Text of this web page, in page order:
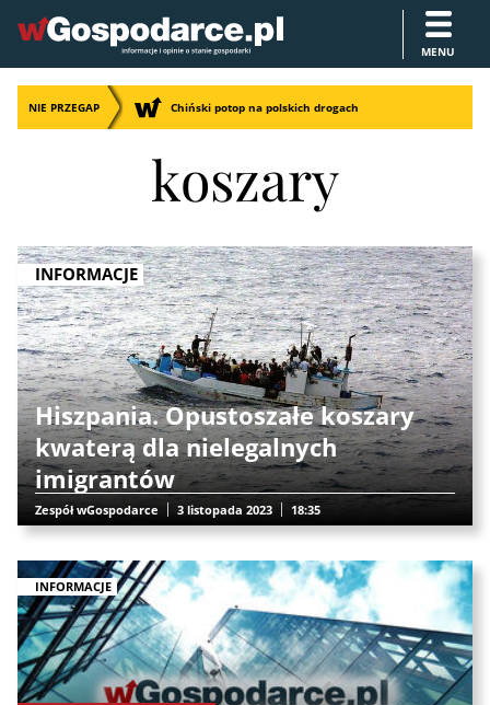
MENU
NIE PRZEGAP Chiński potop na polskich drogach
koszary
INFORMACJE
Hiszpania. Opustoszałe koszary
kwaterą dla nielegalnych
imigrantów
Zespół wGospodarce 3 listopada 2023 18:35
INFORMACJE